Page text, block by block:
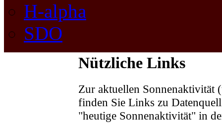
H-alpha
SDO
Nützliche Links
Zur aktuellen Sonnenaktivität
finden Sie Links zu
"heutige Sonnenaktivität" in